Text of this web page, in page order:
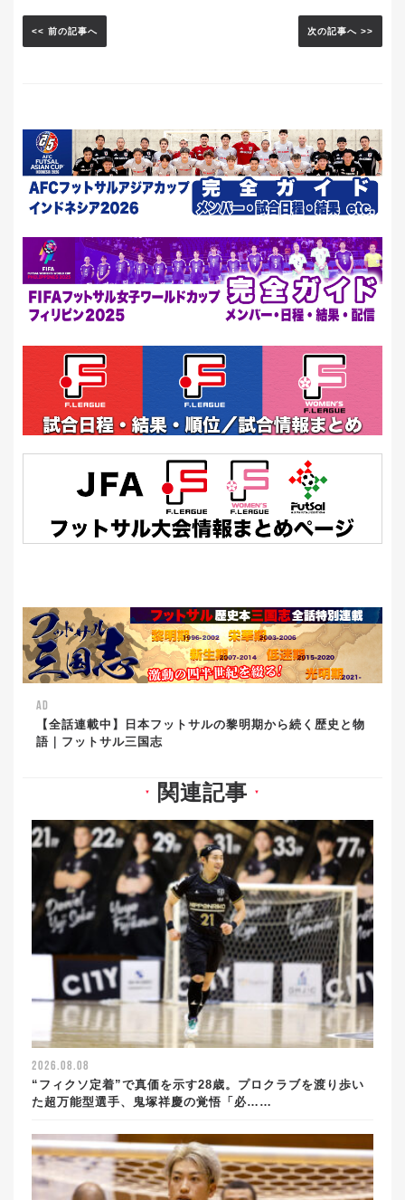
<< 前の記事へ 次の記事へ >>
AD
【全話連載中】日本フットサルの黎明期から続く歴史と物
語｜フットサル三国志
▼ 関連記事 ▼
2026.08.08
“フィクソ定着”で真価を示す28歳。プロクラブを渡り歩い
た超万能型選手、鬼塚祥慶の覚悟「必……